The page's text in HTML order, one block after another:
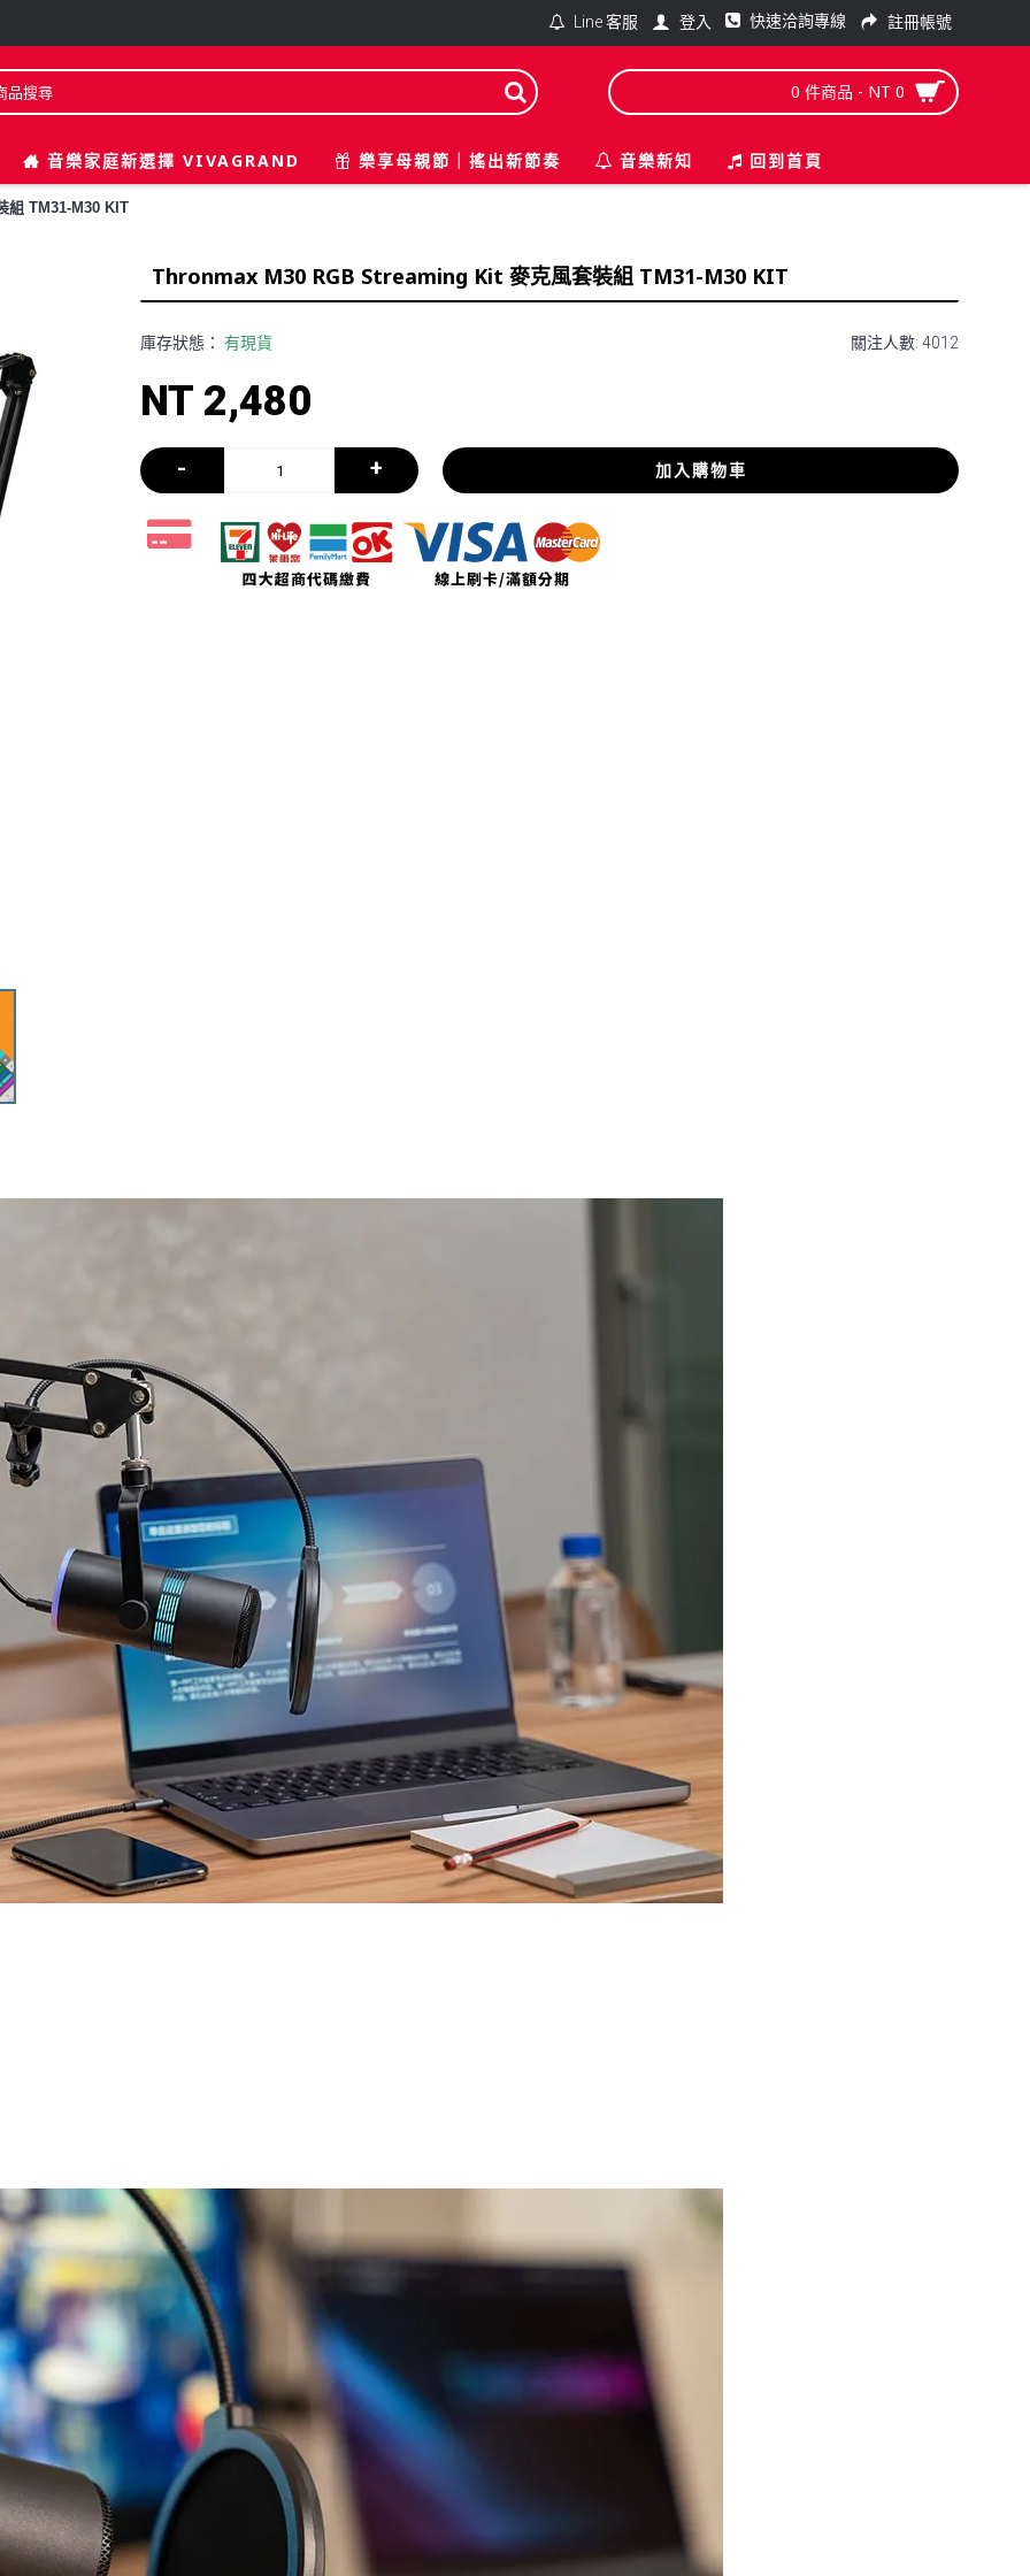
Line 客服 登入 快速洽詢專線 註冊帳號
0 件商品 - NT 0
音樂家庭新選擇 VIVAGRAND 樂享母親節｜搖出新節奏 音樂新知 回到首頁
組 TM31-M30 KIT
Thronmax M30 RGB Streaming Kit 麥克風套裝組 TM31-M30 KIT
關注人數: 4012
庫存狀態： 有現貨
NT 2,480
- + 加入購物車